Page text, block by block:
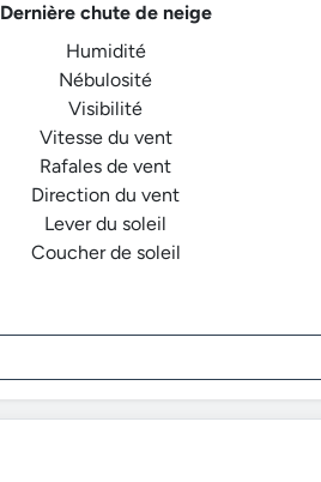
Dernière chute de neige
Humidité
Nébulosité
Visibilité
Vitesse du vent
Rafales de vent
Direction du vent
Lever du soleil
Coucher de soleil